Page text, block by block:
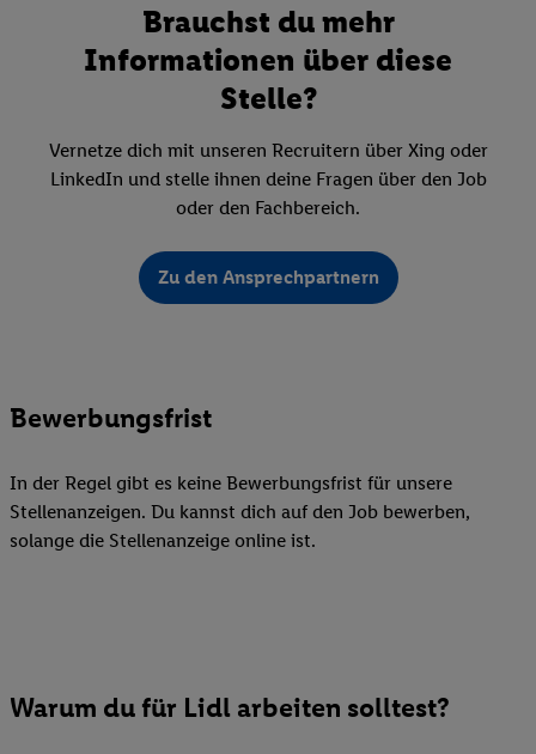
Brauchst du mehr
Informationen über diese
Stelle?
Vernetze dich mit unseren Recruitern über Xing oder
LinkedIn und stelle ihnen deine Fragen über den Job
oder den Fachbereich.
Zu den Ansprechpartnern
Bewerbungsfrist
In der Regel gibt es keine Bewerbungsfrist für unsere
Stellenanzeigen. Du kannst dich auf den Job bewerben,
solange die Stellenanzeige online ist.
Warum du für Lidl arbeiten solltest?